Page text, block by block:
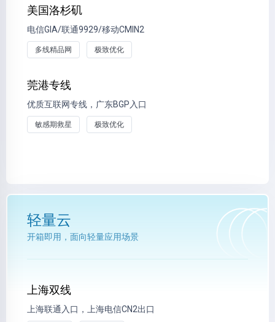
美国洛杉矶
电信GIA/联通9929/移动CMIN2
多线精品网 极致优化
莞港专线
优质互联网专线，广东BGP入口
敏感期救星 极致优化
轻量云
开箱即用，面向轻量应用场景
上海双线
上海联通入口，上海电信CN2出口